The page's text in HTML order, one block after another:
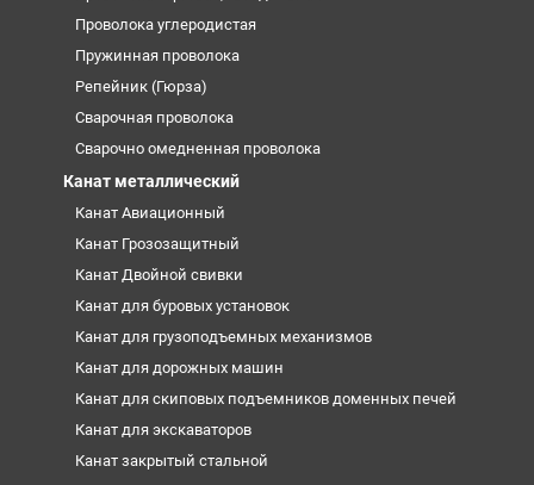
Проволока углеродистая
Пружинная проволока
Репейник (Гюрза)
Сварочная проволока
Сварочно омедненная проволока
Канат металлический
Канат Авиационный
Канат Грозозащитный
Канат Двойной свивки
Канат для буровых установок
Канат для грузоподъемных механизмов
Канат для дорожных машин
Канат для скиповых подъемников доменных печей
Канат для экскаваторов
Канат закрытый стальной